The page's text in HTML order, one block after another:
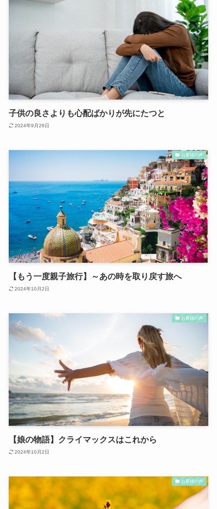
子供の良さよりも心配ばかりが先にたつと
2024年9月26日
お客様の声
【もう一度親子旅行】～あの時を取り戻す旅へ
2024年10月2日
お客様の声
【娘の物語】クライマックスはこれから
2024年10月2日
お客様の声